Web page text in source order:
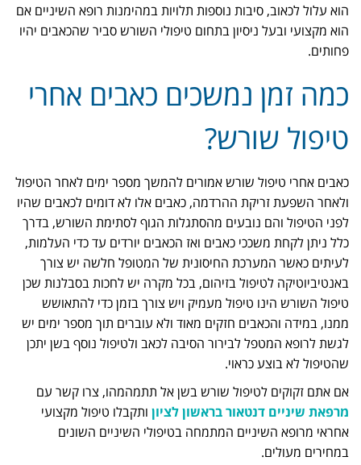
הוא עלול לכאוב, סיבות נוספות תלויות במהימנות רופא השיניים אם
הוא מקצועי ובעל ניסיון בתחום טיפולי השורש סביר שהכאבים יהיו
פחותים.
כמה זמן נמשכים כאבים אחרי
טיפול שורש?
כאבים אחרי טיפול שורש אמורים להמשך מספר ימים לאחר הטיפול
ולאחר השפעת זריקת ההרדמה, כאבים אלו לא דומים לכאבים שהיו
לפני הטיפול והם נובעים מהסתגלות הגוף לסתימת השורש, בדרך
כלל ניתן לקחת משככי כאבים ואז הכאבים יורדים עד כדי העלמות,
לעיתים כאשר המערכת החיסונית של המטופל חלשה יש צורך
באנטיביוטיקה לטיפול בזיהום, בכל מקרה יש לחכות בסבלנות שכן
טיפול השורש הינו טיפול מעמיק ויש צורך בזמן כדי להתאושש
ממנו, במידה והכאבים חזקים מאוד ולא עוברים תוך מספר ימים יש
לגשת לרופא המטפל לבירור הסיבה לכאב ולטיפול נוסף בשן יתכן
שהטיפול לא בוצע כראוי.
אם אתם זקוקים לטיפול שורש בשן אל תתמהמהו, צרו קשר עם
מרפאת שיניים דנטאור בראשון לציון ותקבלו טיפול מקצועי
אחראי מרופא השיניים המתמחה בטיפולי השיניים השונים
במחירים מעולים.